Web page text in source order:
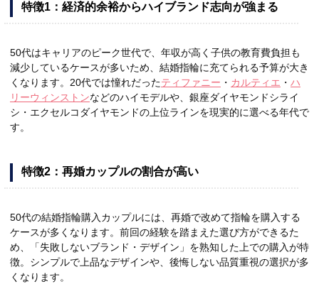
特徴1：経済的余裕からハイブランド志向が強まる
50代はキャリアのピーク世代で、年収が高く子供の教育費負担も
減少しているケースが多いため、結婚指輪に充てられる予算が大き
くなります。20代では憧れだったティファニー ・ カルティエ ・ ハ
リーウィンストンなどのハイモデルや、銀座ダイヤモンドシライ
シ・エクセルコダイヤモンドの上位ラインを現実的に選べる年代で
す。
特徴2：再婚カップルの割合が高い
50代の結婚指輪購入カップルには、再婚で改めて指輪を購入する
ケースが多くなります。前回の経験を踏まえた選び方ができるた
め、「失敗しないブランド・デザイン」を熟知した上での購入が特
徴。シンプルで上品なデザインや、後悔しない品質重視の選択が多
くなります。